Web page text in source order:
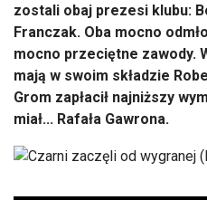
zostali obaj prezesi klubu:
Franczak. Oba mocno
mocno przeciętne zawody.
mają w swoim składzie
Grom zapłacił najniższy
miał... Rafała Gawrona.